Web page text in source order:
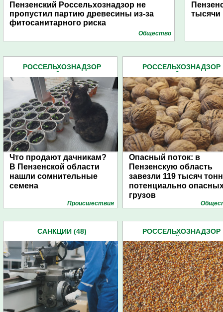
Пензенский Россельхознадзор не
пропустил партию древесины из-за
фитосанитарного риска
Общество
тысячи
РОССЕЛЬХОЗНАДЗОР
Что продают дачникам?
В Пензенской области
нашли сомнительные
семена
Проиcшествия
РОССЕЛЬХОЗНАДЗОР
Опасный поток: в
Пензенскую область
завезли 119 тысяч тонн
потенциально
грузов
САНКЦИИ (48)
РОССЕЛЬХОЗНАДЗОР